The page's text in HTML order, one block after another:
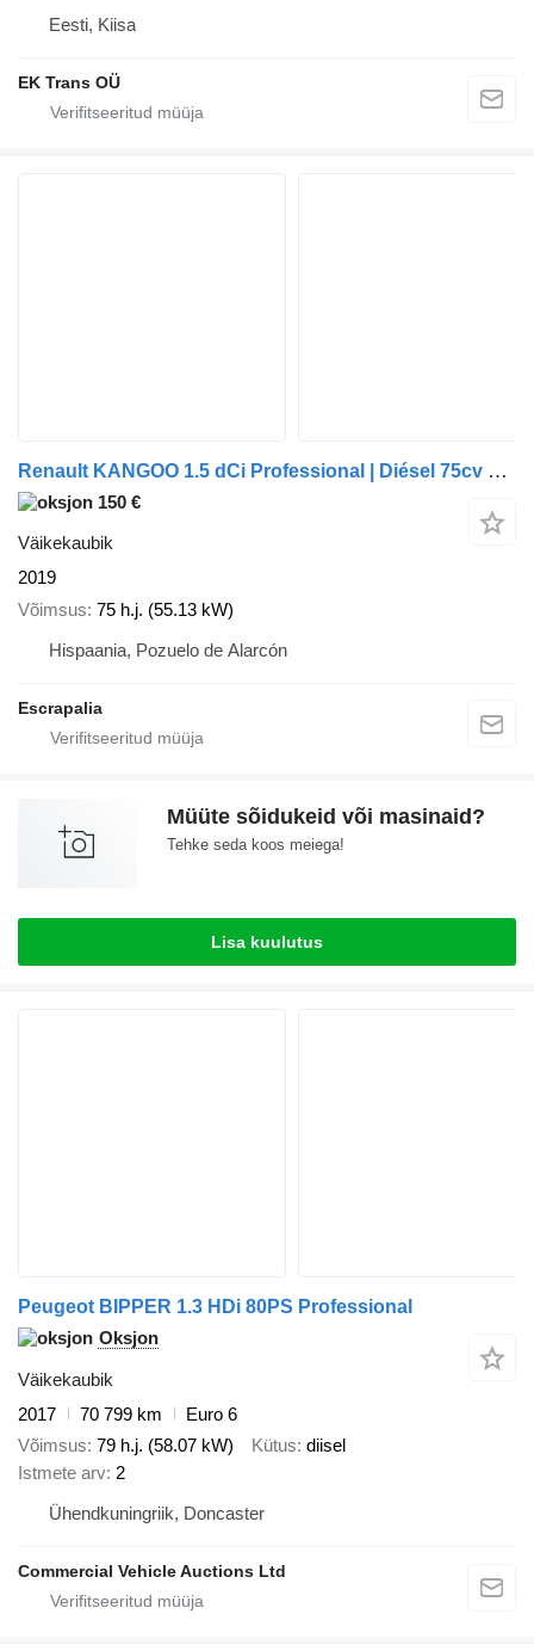
Eesti, Kiisa
EK Trans OÜ
Renault KANGOO 1.5 dCi Professional | Diésel 75cv 2019 - 6843 LBZ
150 €
Väikekaubik
2019
Võimsus 75 h.j. (55.13 kW)
Hispaania, Pozuelo de Alarcón
Escrapalia
Müüte sõidukeid või masinaid?
Tehke seda koos meiega!
Lisa kuulutus
Peugeot BIPPER 1.3 HDi 80PS Professional
Oksjon
Väikekaubik
2017
70 799 km
Euro 6
Võimsus 79 h.j. (58.07 kW) Kütus diisel
Istmete arv 2
Ühendkuningriik, Doncaster
Commercial Vehicle Auctions Ltd